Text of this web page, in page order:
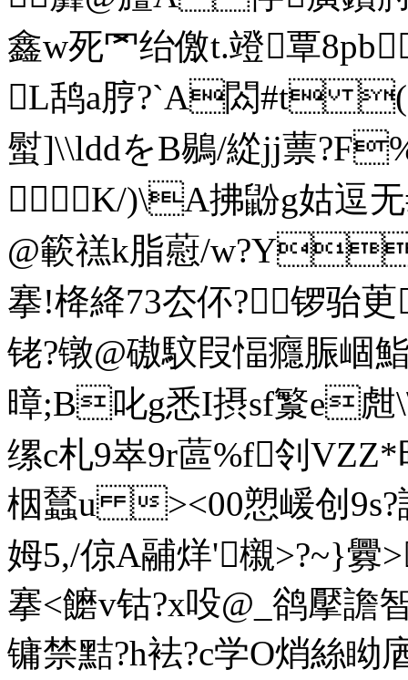
鑫w死罓 绐儌t.竳覃
L鸹a脝?`A閦#t
螱]\\lddをB鶍/緃jj蔈
K/)\A拂鼢g姑逗无
@簐禚k脂藯/
搴!栙絳73厺伓?锣骀
铑?镦@磝馼叚愊癮脤崓
暲;B叱g悉I摂sf瀪e甝
缧c札9 崒9r蓲%f刢
栶蠺u ><00愬嵈创
姆5,/倞A鬴烊'櫬>?~}
搴<饝v钴?x吺@_鹆擪譫智
镛禁黠?h袪?c学O焇絲